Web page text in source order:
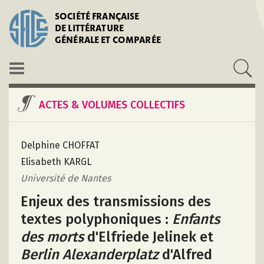
SOCIÉTÉ FRANÇAISE
DE LITTÉRATURE
GÉNÉRALE ET COMPARÉE
ACTES & VOLUMES COLLECTIFS
Delphine CHOFFAT
Elisabeth KARGL
Université de Nantes
Enjeux des transmissions des
textes polyphoniques : Enfants
des mortsd'Elfriede Jelinek et
Berlin Alexanderplatzd'Alfred